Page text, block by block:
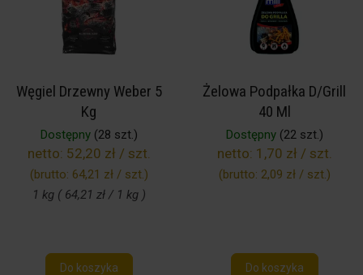
Węgiel Drzewny Weber 5
Kg
Dostępny(28 szt.)
netto: 52,20 zł / szt.
(brutto: 64,21 zł / szt.)
1 kg ( 64,21 zł / 1 kg )
Do koszyka
Żelowa Podpałka D/Grill
40 Ml
Dostępny(22 szt.)
netto: 1,70 zł / szt.
(brutto: 2,09 zł / szt.)
Do koszyka